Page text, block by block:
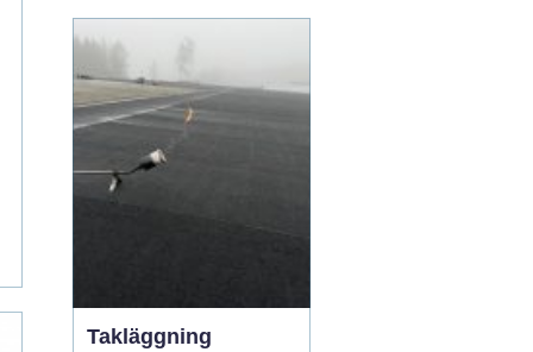
säkert och
Genom att hyra en
kranbil kan
privatpersoner, företag
och entrepren&...
Takläggning